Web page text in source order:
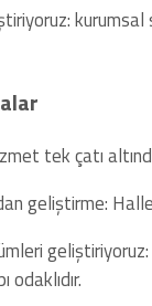
tek çatı
geliştirme: